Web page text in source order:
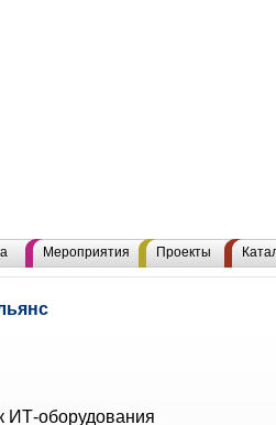
Мероприятия Проекты
ИТ-оборудования